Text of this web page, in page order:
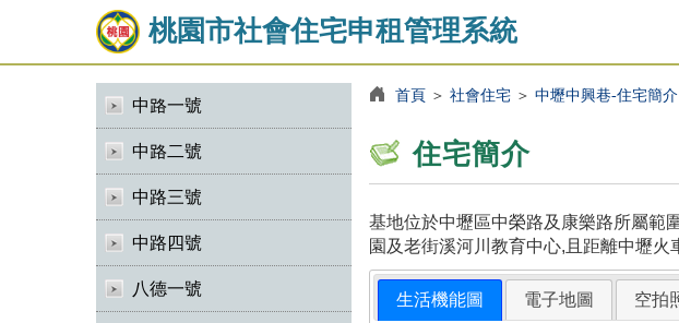
桃園市社會住宅申租管理系統
中路一號
中路二號
中路三號
中路四號
八德一號
首頁＞ 社會住宅＞ 中壢中興巷-住宅簡介
住宅簡介
基地位於中壢區中榮路及康樂路所屬範
園及老街溪河川教育中心,且距離中壢火
生活機能圖 電子地圖 空拍